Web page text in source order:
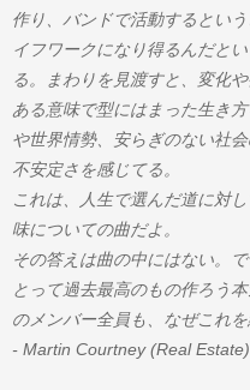
作り、バンドで活動するとい
イフワークになり得るんだと
る。まわりを見渡すと、変化
ある意味で型にはまった生き
や世界情勢、安らぎのない社
不安定さを感じてる。
これは、人生で選んだ道に対
味についての曲だよ。
その答えは曲の中にはない。
とって過去最高のもの作ろう
のメンバー全員も、なぜこれ
- Martin Courtney (Real Estate)